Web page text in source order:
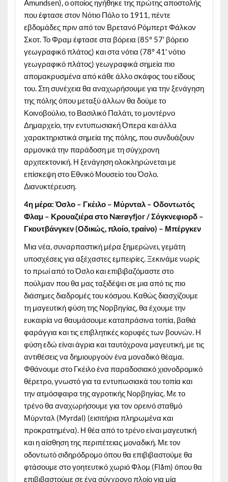
Amundsen), ο οποίος ηγήθηκε της πρώτης αποστολής
που έφτασε στον Νότιο Πόλο το 1911, πέντε
εβδομάδες πριν από τον Βρετανό Ρόμπερτ Φάλκον
Σκοτ. Το Φραμ έφτασε στα βόρεια (85° 57′ βόρειο
γεωγραφικό πλάτος) και στα νότια (78° 41′ νότιο
γεωγραφικό πλάτος) γεωγραφικά σημεία πιο
απομακρυσμένα από κάθε άλλο σκάφος του είδους
του. Στη συνέχεια θα αναχωρήσουμε για την ξενάγηση
της πόλης όπου μεταξύ άλλων θα δούμε το
Κοινοβούλιο, το Βασιλικό Παλάτι, το μοντέρνο
Δημαρχείο, την εντυπωσιακή Όπερα και άλλα
χαρακτηριστικά σημεία της πόλης, που συνδυάζουν
αρμονικά την παράδοση με τη σύγχρονη
αρχιτεκτονική. Η ξενάγηση ολοκληρώνεται με
επίσκεψη στο Εθνικό Μουσείο του Όσλο.
Διανυκτέρευση.
4η μέρα: Όσλο – Γκέιλο – Μύρνταλ – Οδοντωτός
Φλαμ – Κρουαζιέρα στο Nærøyfjor / Σόγκνεφιορδ –
Γκουτβάνγκεν (Οδικώς, πλοίο, τραίνο) – Μπέργκεν
Μια νέα, συναρπαστική μέρα ξημερώνει, γεμάτη
υποσχέσεις για αξέχαστες εμπειρίες. Ξεκινάμε νωρίς
το πρωί από το Όσλο και επιβιβαζόμαστε στο
πούλμαν που θα μας ταξιδέψει σε μια από τις πιο
διάσημες διαδρομές του κόσμου. Καθώς διασχίζουμε
τη μαγευτική φύση της Νορβηγίας, θα έχουμε την
ευκαιρία να θαυμάσουμε καταπράσινα τοπία, βαθιά
φαράγγια και τις επιβλητικές κορυφές των βουνών. Η
φύση εδώ είναι άγρια και ταυτόχρονα μαγευτική, με τις
αντιθέσεις να δημιουργούν ένα μοναδικό θέαμα.
Φθάνουμε στο Γκέιλο ένα παραδοσιακό χιονοδρομικό
θέρετρο, γνωστό για τα εντυπωσιακά του τοπία και
την ατμόσφαιρα της αγροτικής Νορβηγίας. Με το
τρένο θα αναχωρήσουμε για τον ορεινό σταθμό
Μύρνταλ (Myrdal) (εισιτήρια πληρωμένα και
προκρατημένα). Η θέα από το τρένο είναι μαγευτική
και η αίσθηση της περιπέτειας μοναδική. Με τον
οδοντωτό σιδηρόδρομο όπου θα επιβιβαστούμε θα
φτάσουμε στο γοητευτικό χωριό Φλομ (Flåm) όπου θα
επιβιβαστούμε σε ένα σύγχρονο πλοίο για μία